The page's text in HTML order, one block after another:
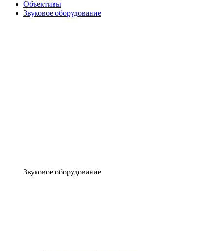
Объективы
Звуковое оборудование
Звуковое оборудование